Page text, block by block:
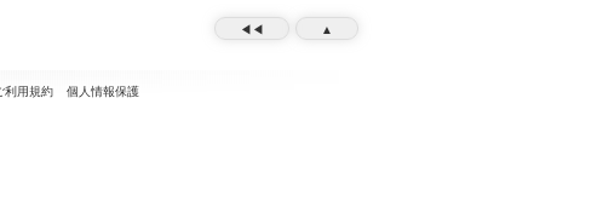
▲
◀◀
利用規約 個人情報保護